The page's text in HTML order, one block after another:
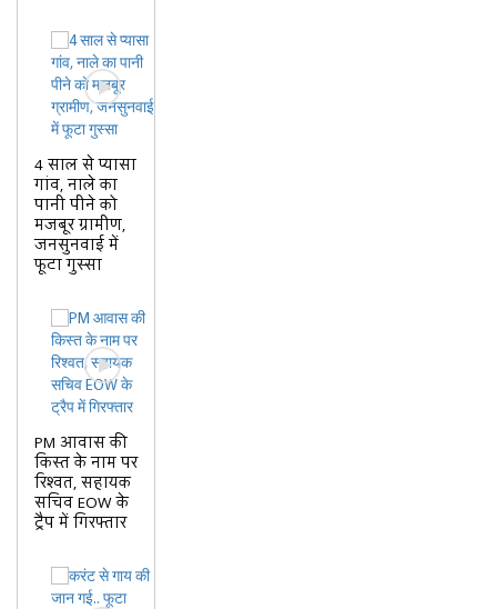
4 साल से प्यासा
गांव, नाले का
पानी पीने को
मजबूर ग्रामीण,
जनसुनवाई में
फूटा गुस्सा
PM आवास की
किस्त के नाम पर
रिश्वत, सहायक
सचिव EOW के
ट्रैप में गिरफ्तार